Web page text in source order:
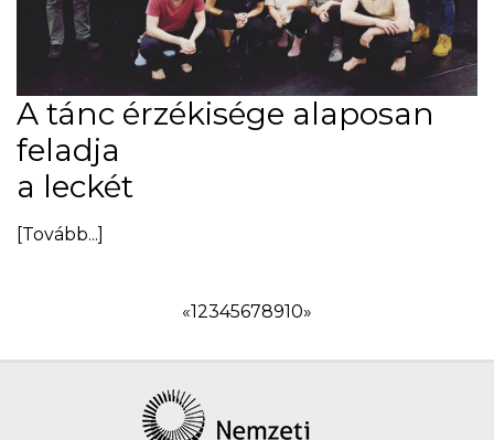
A tánc érzékisége alaposan
feladja
a leckét
[Tovább...]
«12345678910»